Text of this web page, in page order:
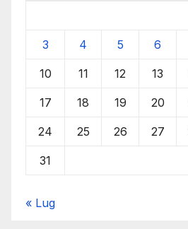
3 4 5 6
10 11 12 13
17 18 19 20
24 25 26 27
31
« Lug